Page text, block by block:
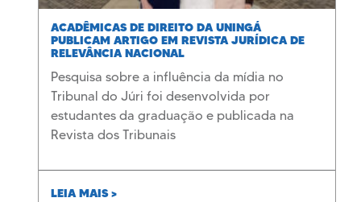
ACADÊMICAS DE DIREITO DA UNINGÁ
PUBLICAM ARTIGO EM REVISTA JURÍDICA DE
RELEVÂNCIA NACIONAL
Pesquisa sobre a influência da mídia no
Tribunal do Júri foi desenvolvida por
estudantes da graduação e publicada na
Revista dos Tribunais
LEIA MAIS >